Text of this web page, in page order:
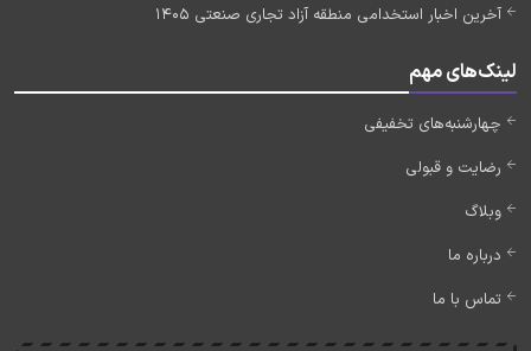
آخرین اخبار استخدامی منطقه آزاد تجاری صنعتی 1405
لینک‌های مهم
چهارشنبه‌های تخفیفی
رضایت و قبولی
وبلاگ
درباره ما
تماس با ما